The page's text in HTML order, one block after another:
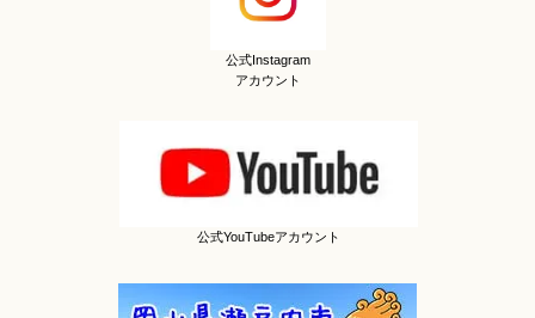
公式Instagram
アカウント
公式YouTubeアカウント